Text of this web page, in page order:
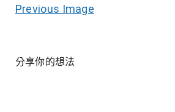
Previous Image
分享你的想法